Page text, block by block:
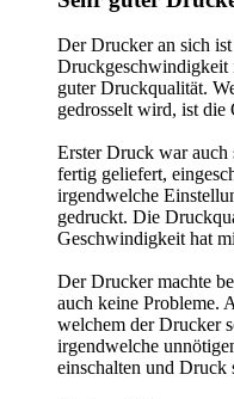
Der Drucker an sich
Druckgeschwindigkeit
guter Druckqualität.
gedrosselt wird, ist die
Erster Druck war auch
fertig geliefert,
irgendwelche
gedruckt. Die
Geschwindigkeit hat
Der Drucker machte
auch keine Probleme.
welchem der Drucker
irgendwelche
einschalten und Druck